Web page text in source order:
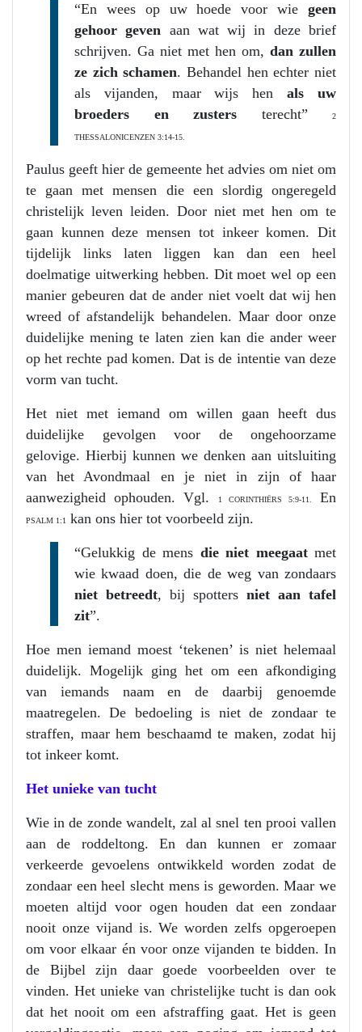
“En wees op uw hoede voor wie geen
gehoor geven aan wat wij in deze brief
schrijven. Ga niet met hen om, dan zullen
ze zich schamen. Behandel hen echter niet
als vijanden, maar wijs henals uw
broeders en zusters terecht” 2
THESSALONICENZEN 3:14-15.
Paulus geeft hier de gemeente het advies om niet om
te gaan met mensen die een slordig ongeregeld
christelijk leven leiden. Door niet met hen om te
gaan kunnen deze mensen tot inkeer komen. Dit
tijdelijk links laten liggen kan dan een heel
doelmatige uitwerking hebben. Dit moet wel op een
manier gebeuren dat de ander niet voelt dat wij hen
wreed of afstandelijk behandelen. Maar door onze
duidelijke mening te laten zien kan die ander weer
op het rechte pad komen. Dat is de intentie van deze
vorm van tucht.
Het niet met iemand om willen gaan heeft dus
duidelijke gevolgen voor de ongehoorzame
gelovige. Hierbij kunnen we denken aan uitsluiting
van het Avondmaal en je niet in zijn of haar
aanwezigheid ophouden. Vgl.
1 CORINTHIËRS 5:9-11. En
PSALM 1:1 kan ons hier tot voorbeeld zijn.
“Gelukkig de mens die niet meegaatmet
wie kwaad doen, die de weg van zondaars
niet betreedt, bij spotters niet aan tafel
zit”.
Hoe men iemand moest ‘tekenen’ is niet helemaal
duidelijk. Mogelijk ging het om een afkondiging
van iemands naam en de daarbij genoemde
maatregelen. De bedoeling is niet de zondaar te
straffen, maar hem beschaamd te maken, zodat hij
tot inkeer komt.
Het unieke van tucht
Wie in de zonde wandelt, zal al snel ten prooi vallen
aan de roddeltong. En dan kunnen er zomaar
verkeerde gevoelens ontwikkeld worden zodat de
zondaar een heel slecht mens is geworden. Maar we
moeten altijd voor ogen houden dat een zondaar
nooit onze vijand is. We worden zelfs opgeroepen
om voor elkaar én voor onze vijanden te bidden. In
de Bijbel zijn daar goede voorbeelden over te
vinden. Het unieke van christelijke tucht is dan ook
dat het nooit om een afstraffing gaat. Het is geen